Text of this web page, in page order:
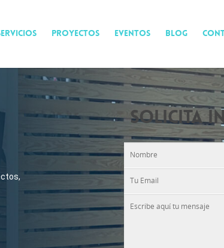
PROYECTOS EVENTOS BLOG
SOLICITA